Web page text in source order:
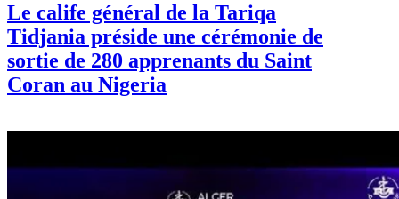
Le calife général de la Tariqa
Tidjania préside une cérémonie de
sortie de 280 apprenants du Saint
Coran au Nigeria